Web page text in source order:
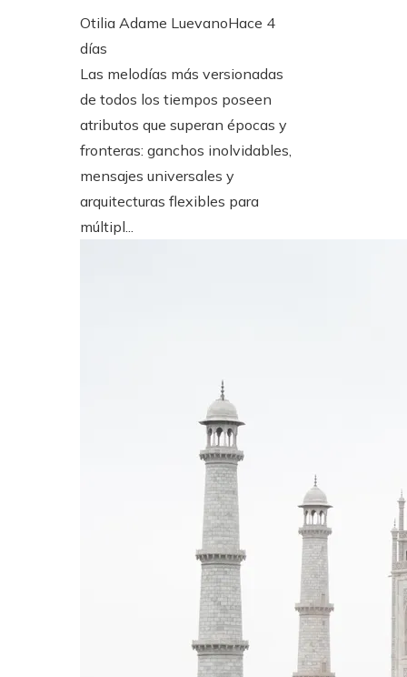
Otilia Adame LuevanoHace 4
días
Las melodías más versionadas
de todos los tiempos poseen
atributos que superan épocas y
fronteras: ganchos inolvidables,
mensajes universales y
arquitecturas flexibles para
múltipl...